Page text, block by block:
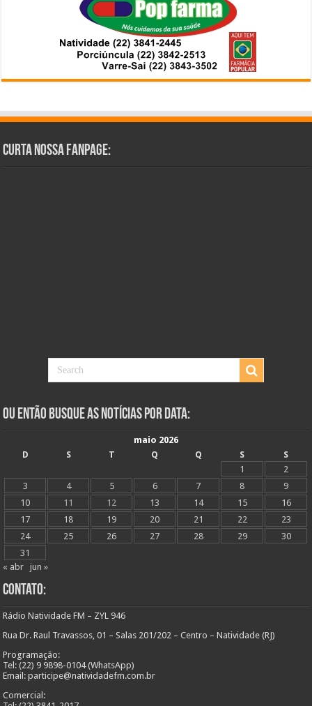
Curta Nossa Fanpage:
Ou Então Busque as Notícias Por Data:
maio 2026
D
S T Q Q S
S
1
2
3
4 5 6 7 8
9
10
11 12 13 14 15
16
17
18 19 20 21 22
23
24
25 26 27 28 29
30
31
« abr
jun »
Contato:
Rádio Natividade FM – ZYL 946
Rua Dr. Raul Travassos, 01 – Salas 201/202 – Centro – Natividade (RJ)
Programação:
Tel: (22) 9 9898-0104 (WhatsApp)
Email: participe@natividadefm.com.br
Comercial: